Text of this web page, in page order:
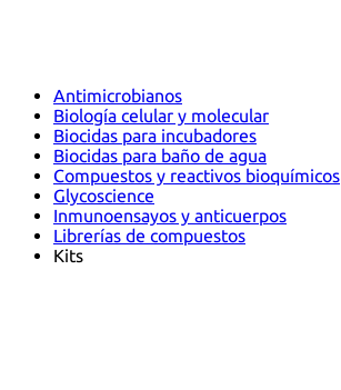
Antimicrobianos
Biología celular y molecular
Biocidas para incubadores
Biocidas para baño de agua
Compuestos y reactivos bioquímicos
Glycoscience
Inmunoensayos y anticuerpos
Librerías de compuestos
Kits